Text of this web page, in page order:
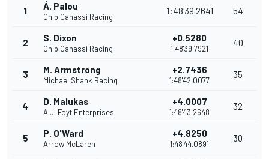
1 Á. Palou
Chip Ganassi Racing
1:48'39.2641 54
2 S. Dixon
Chip Ganassi Racing
+0.5280
1:48'39.7921
40
3 M. Armstrong
Michael Shank Racing
+2.7436
1:48'42.0077
35
4 D. Malukas
A.J. Foyt Enterprises
+4.0007
1:48'43.2648
32
5 P. O'Ward
Arrow McLaren
+4.8250
1:48'44.0891
30